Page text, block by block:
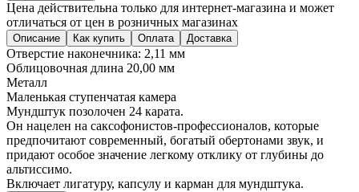
Цена действительна только для интернет-магазина и может
отличаться от цен в розничных магазинах
Описание Как купить Оплата Доставка
Отверстие наконечника: 2,11 мм
Облицовочная длина 20,00 мм
Металл
Маленькая ступенчатая камера
Мундштук позолочен 24 карата.
Он нацелен на саксофонистов-профессионалов, которые
предпочитают современный, богатый обертонами звук, и
придают особое значение легкому отклику от глубины до
альтиссимо.
Включает лигатуру, капсулу и карман для мундштука.